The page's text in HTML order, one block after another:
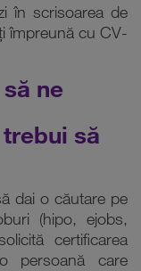
în scrisoarea de
împreună cu CV-
ne
să
dai o căutare pe
(hipo, ejobs,
certificarea
persoană care